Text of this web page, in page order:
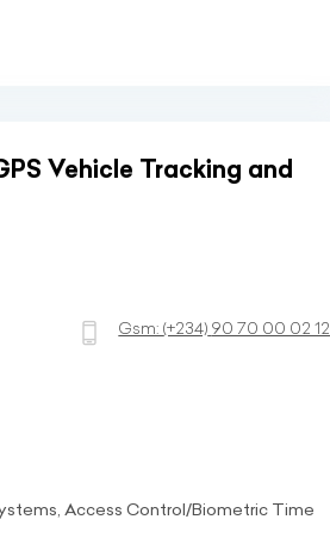
Vehicle Tracking and
Gsm:(+234) 90 70 00 02 12
Access Control/Biometric Time